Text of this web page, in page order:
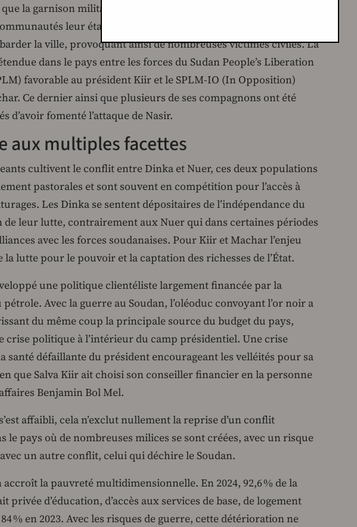
la garnison militaire présente soit remplacée par des
leur étant hostiles. La présidence a réagi en envoyant
la ville, provoquant ainsi de nombreuses victimes civiles. La
dans le pays entre les forces du Sudan People’s Liberation
favorable au président Kiir et le SPLM-IO (In Opposition)
Ce dernier ainsi que plusieurs de ses compagnons ont été
d’avoir fomenté l’attaque de Nasir.
aux multiples facettes
cultivent le conflit entre Dinka et Nuer, ces deux populations
pastorales et sont souvent en compétition pour l’accès à
Les Dinka se sentent dépositaires de l’indépendance du
de leur lutte, contrairement aux Nuer qui dans certaines périodes
avec les forces soudanaises. Pour Kiir et Machar l’enjeu
lutte pour le pouvoir et la captation des richesses de l’État.
une politique clientéliste largement financée par la
Avec la guerre au Soudan, l’oléoduc convoyant l’or noir a
du même coup la principale source du budget du pays,
crise politique à l’intérieur du camp présidentiel. Une crise
santé défaillante du président encourageant les velléités pour sa
que Salva Kiir ait choisi son conseiller financier en la personne
Benjamin Bol Mel.
affaibli, cela n’exclut nullement la reprise d’un conflit
le pays où de nombreuses milices se sont créées, avec un risque
un autre conflit, celui qui déchire le Soudan.
accroît la pauvreté multidimensionnelle. En 2024, 92,6 % de la
privée d’éducation, d’accès aux services de base, de logement
% en 2023. Avec les risques de guerre, cette ­détérioration ne